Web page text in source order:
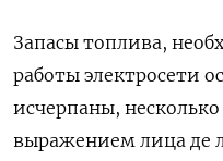
Запасы топлива,
работы электросети
исчерпаны,
выражением лица де